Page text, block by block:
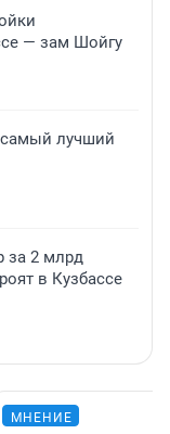
— зам Шойгу
лучший
за 2 млрд
в Кузбассе
МНЕНИЕ